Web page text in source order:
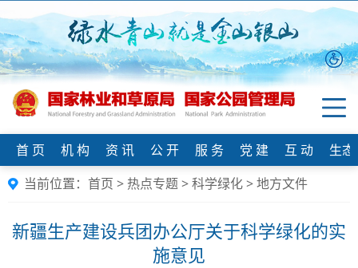
首 页 机 构 资 讯 公 开 服 务 党 建 互 动
生
当前位置： 首页 > 热点专题>科学绿化>地方文件
新疆生产建设兵团办公厅关于科学绿化的实
施意见